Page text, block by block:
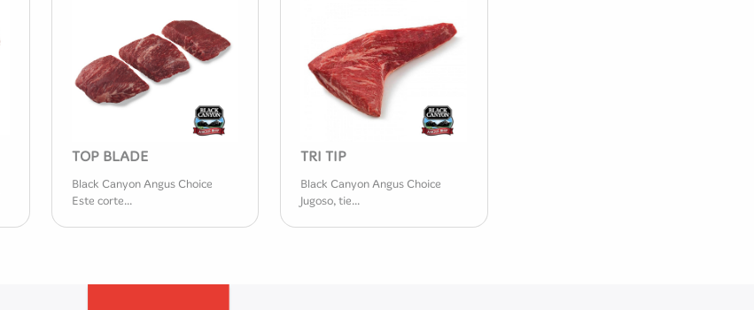
TOP BLADE
Black Canyon Angus Choice
Este corte...
TRI TIP
Black Canyon Angus Choice
Jugoso, tie...